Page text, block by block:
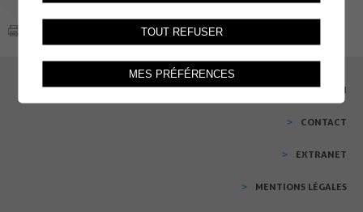
EMPLOI
CONTACT
EXTRANET
MENTIONS LÉGALES
TOUT REFUSER
MES PRÉFÉRENCES